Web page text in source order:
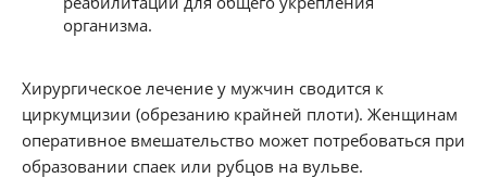
организма.
Хирургическое лечение у мужчин сводится к
циркумцизии (обрезанию крайней плоти). Женщинам
оперативное вмешательство может потребоваться при
образовании спаек или рубцов на вульве.